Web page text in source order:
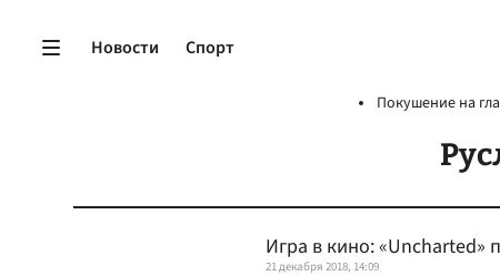
Новости Спорт
Покушение на
Игра в кино: «Uncharted»
21 декабря 2018, 14:09